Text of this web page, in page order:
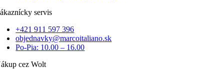
servis
+421 911 597 396
objednavky@marcoitaliano.sk
Po-Pia: 10.00 – 16.00
cez Wolt